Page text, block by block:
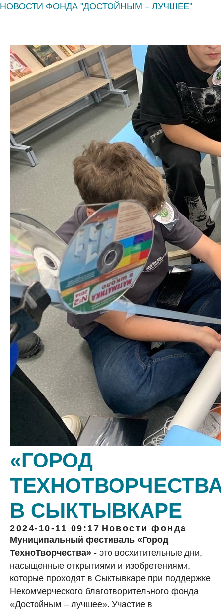
НОВОСТИ ФОНДА "ДОСТОЙНЫМ – ЛУЧШЕЕ"
«ГОРОД
В СЫКТЫВКАРЕ
2024-10-11 09:17 Новости фонда
Муниципальный фестиваль «Город
ТехноТворчества» - это восхитительные дни,
насыщенные открытиями и изобретениями,
которые проходят в Сыктывкаре при поддержке
Некоммерческого благотворительного фонда
«Достойным – лучшее». Участие в